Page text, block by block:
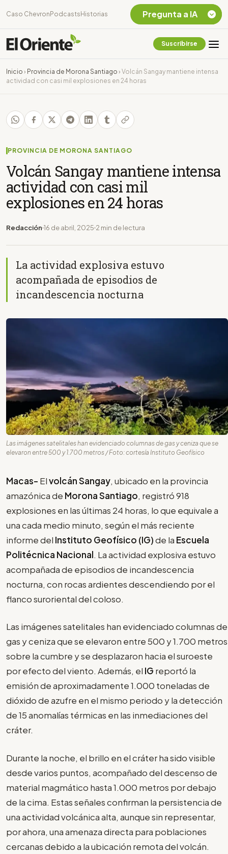
Caso Chevron Podcasts Historias
Suscribirse
Inicio › Provincia de Morona Santiago › Volcán Sangay mantiene intensa
actividad con casi mil explosiones en 24 horas
PROVINCIA DE MORONA SANTIAGO
Volcán Sangay mantiene intensa
actividad con casi mil
explosiones en 24 horas
Redacción 16 de abril, 2025 2 min de lectura
La actividad explosiva estuvo
acompañada de episodios de
incandescencia nocturna
Las imágenes satelitales han evidenciado columnas de gas y ceniza que se
elevaron entre 500 y 1.700 metros / Foto: cortesía Instituto Geofísico
Macas- Elvolcán Sangay, ubicado en la provincia
amazónica de Morona Santiago, registró 918
explosiones en las últimas 24 horas, lo que equivale a
una cada medio minuto, según el más reciente
informe del Instituto Geofísico (IG)de la Escuela
Politécnica Nacional. La actividad explosiva estuvo
acompañada de episodios de incandescencia
nocturna, con rocas ardientes descendiendo por el
flanco suroriental del coloso.
Las imágenes satelitales han evidenciado columnas de
gas y ceniza que se elevaron entre 500 y 1.700 metros
sobre la cumbre y se desplazaron hacia el suroeste
por efecto del viento. Además, el IG reportó la
emisión de aproximadamente 1.000 toneladas de
dióxido de azufre en el mismo periodo y la detección
de 15 anomalías térmicas en las inmediaciones del
cráter.
Durante la noche, el brillo en el cráter ha sido visible
desde varios puntos, acompañado del descenso de
material magmático hasta 1.000 metros por debajo
de la cima. Estas señales confirman la persistencia de
una actividad volcánica alta, aunque sin representar,
por ahora, una amenaza directa para poblaciones
cercanas debido a la ubicación remota del volcán.
Pregunta a IA
Chevron Ecuador